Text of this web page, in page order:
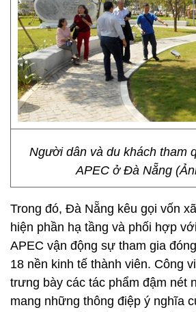
Người dân và du khách tham
APEC ở Đà Nẵng
Trong đó, Đà Nẵng kêu gọi vốn
hiện phần hạ tầng và phối hợp
APEC vận động sự tham gia
18 nền kinh tế thành viên. Công
trưng bày các tác phẩm đậm nét
mang những thông điệp ý nghĩa